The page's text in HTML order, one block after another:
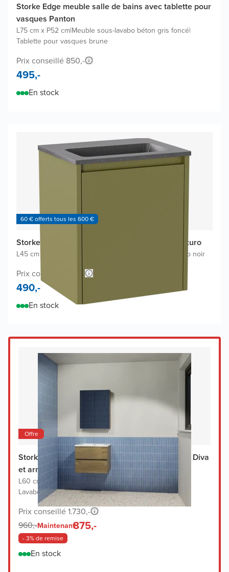
Storke Edge meuble salle de bains avec tablette pour
vasques Panton
L75 cm x P52 cm|Meuble sous-lavabo béton gris foncé|
Tablette pour vasques brune
Prix conseillé 850,-
495,-
En stock
60 € offerts tous les 600 €
Storke Seda meuble salle bains avec lavabo Scuro
L45 cm x P35 cm Lavabo noir
Prix conseillé 908,-
490,-
En stock
Offre
Storke Edge meuble salle de bains avec lavabo Diva
et armoir de toilette
L60 cm x P46 cm Meuble sous-lavabo chêne brut|
Lavabo blanc
Prix conseillé 1.730,-
960,-Maintenant875,-
- 3% de remise
En stock